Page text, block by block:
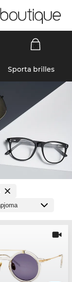
Sporta brilles